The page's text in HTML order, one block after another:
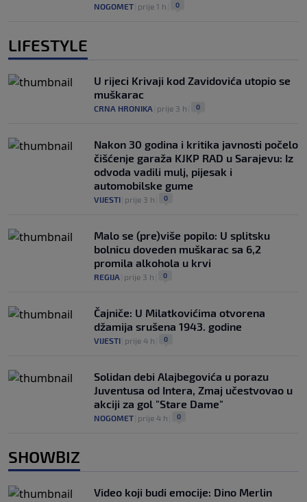
NOGOMET prije 1 h 0
LIFESTYLE
U rijeci Krivaji kod Zavidovića utopio se
muškarac
CRNA HRONIKA prije 3 h 0
Nakon 30 godina i kritika javnosti počelo
čišćenje garaža KJKP RAD u Sarajevu: Iz
odvoda vadili mulj, pijesak i
automobilske gume
VIJESTI prije 3 h 0
Malo se (pre)više popilo: U splitsku
bolnicu doveden muškarac sa 6,2
promila alkohola u krvi
REGIJA prije 3 h 0
Čajniče: U Milatkovićima otvorena
džamija srušena 1943. godine
VIJESTI prije 4 h 0
Solidan debi Alajbegovića u porazu
Juventusa od Intera, Zmaj učestvovao u
akciji za gol "Stare Dame"
NOGOMET prije 4 h 0
SHOWBIZ
Video koji budi emocije: Dino Merlin